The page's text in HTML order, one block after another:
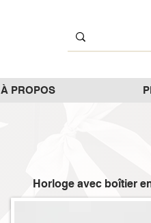
À PROPOS
Horloge avec boîtier